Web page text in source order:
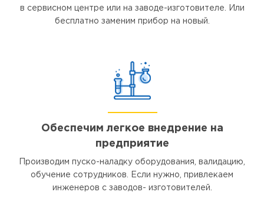
в сервисном центре или на заводе-изготовителе. Или
бесплатно заменим прибор на новый.
Обеспечим легкое внедрение на
предприятие
Производим пуско-наладку оборудования, валидацию,
обучение сотрудников. Если нужно, привлекаем
инженеров с заводов- изготовителей.